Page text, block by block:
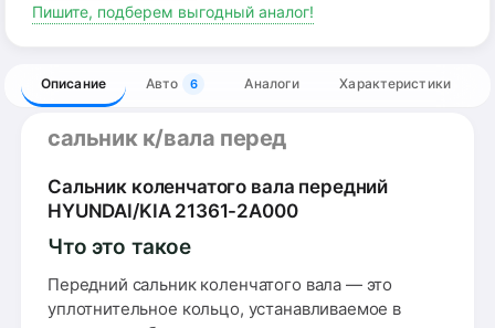
Пишите, подберем выгодный аналог!
Описание Авто 6 Аналоги Характеристики
сальник к/вала перед
Сальник коленчатого вала передний
HYUNDAI/KIA 21361-2A000
Что это такое
Передний сальник коленчатого вала — это
уплотнительное кольцо, устанавливаемое в